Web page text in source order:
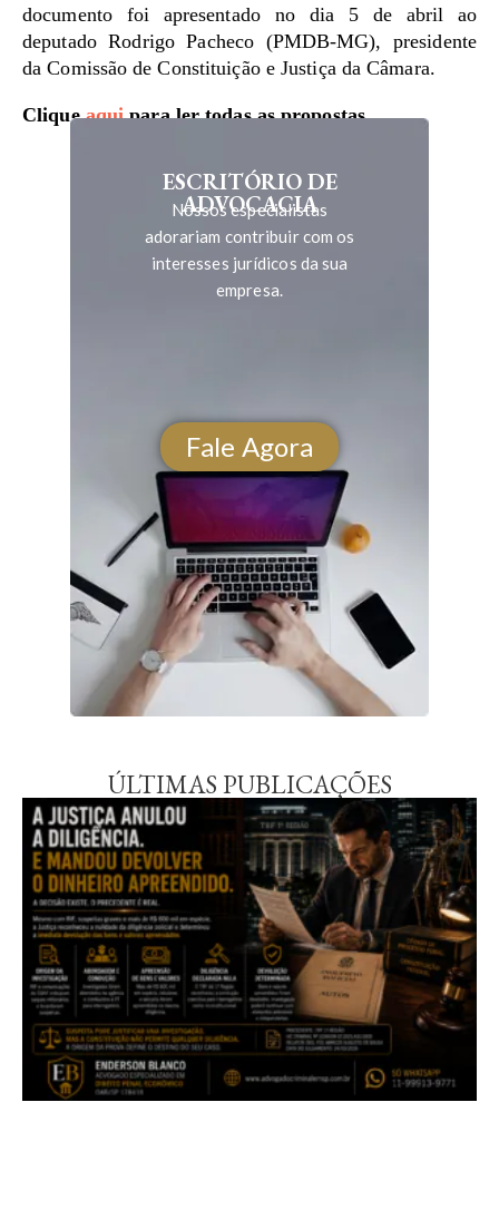
documento foi apresentado no dia 5 de abril ao
deputado Rodrigo Pacheco (PMDB-MG), presidente
da Comissão de Constituição e Justiça da Câmara.
Cliqueaquipara ler todas as propostas.
ESCRITÓRIO DE
ADVOCACIA
Nossos especialistas
adorariam contribuir com os
interesses jurídicos da sua
empresa.
ÚLTIMAS PUBLICAÇÕES
Fale Agora